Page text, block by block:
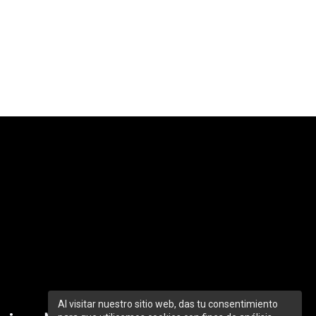
Al visitar nuestro sitio web, das tu consentimiento